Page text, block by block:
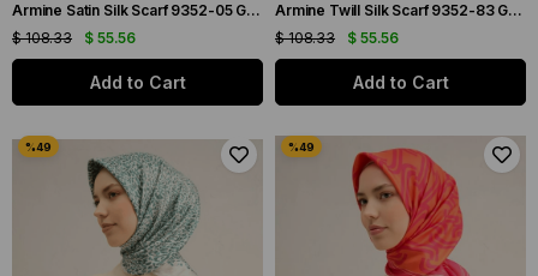
Armine Satin Silk Scarf 9352-05 Gray Mixed Pattern
$ 55.56
$ 108.33
Add to Cart
Armine Twill Silk Scarf 9352-83 Gray Mixed Pattern
$ 55.56
$ 108.33
Add to Cart